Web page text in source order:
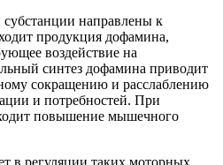
направлены к
продукция дофамина,
воздействие на
синтез дофамина приводит
сокращению и расслаблению
и потребностей. При
повышение мышечного